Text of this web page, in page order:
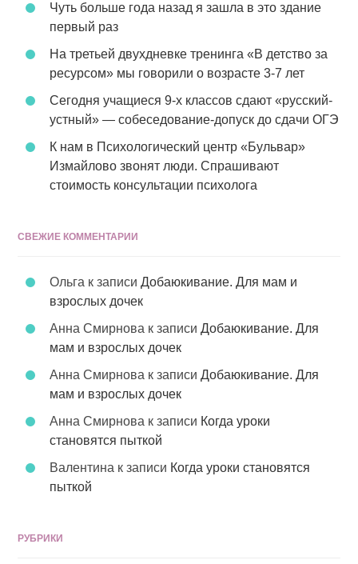
Чуть больше года назад я зашла в это здание
первый раз
На третьей двухдневке тренинга «В детство за
ресурсом» мы говорили о возрасте 3-7 лет
Сегодня учащиеся 9-х классов сдают «русский-
устный» — собеседование-допуск до сдачи ОГЭ
К нам в Психологический центр «Бульвар»
Измайлово звонят люди. Спрашивают
стоимость консультации психолога
СВЕЖИЕ КОММЕНТАРИИ
Ольга к записиДобаюкивание. Для мам и
взрослых дочек
Анна Смирнова к записиДобаюкивание. Для
мам и взрослых дочек
Анна Смирнова к записиДобаюкивание. Для
мам и взрослых дочек
Анна Смирнова к записи Когда уроки
становятся пыткой
Валентина к записи Когда уроки становятся
пыткой
РУБРИКИ